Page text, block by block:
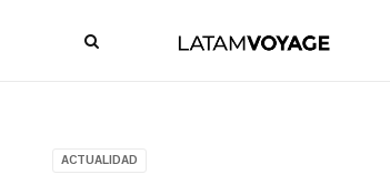
ACTUALIDAD